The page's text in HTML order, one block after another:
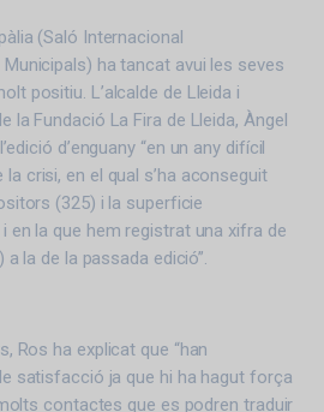
(Saló Internacional
Municipals) ha tancat avui les seves
positiu. L’alcalde de Lleida i
la Fundació La Fira de Lleida, Àngel
d’enguany “en un any difícil
crisi, en el qual s’ha aconseguit
(325) i la superficie
i en la que hem registrat una xifra de
la de la passada edició”.
Ros ha explicat que “han
satisfacció ja que hi ha hagut força
contactes que es podren traduir